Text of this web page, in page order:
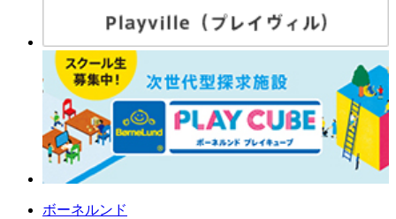
ボーネルンド